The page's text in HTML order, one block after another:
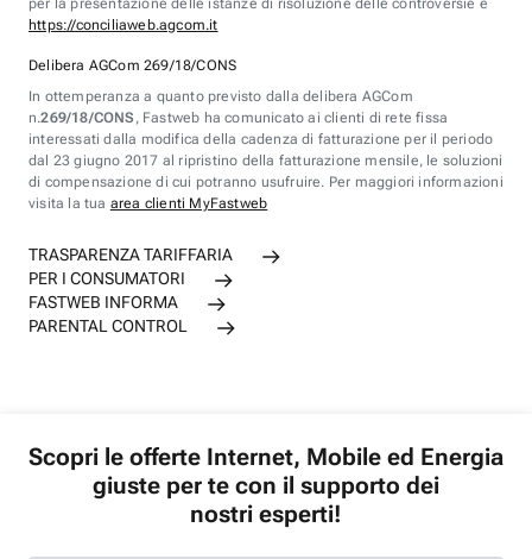
per la presentazione delle istanze di risoluzione delle controversie è
https://conciliaweb.agcom.it
Delibera AGCom 269/18/CONS
In ottemperanza a quanto previsto dalla delibera AGCom
n.269/18/CONS , Fastweb ha comunicato ai clienti di rete fissa
interessati dalla modifica della cadenza di fatturazione per il periodo
dal 23 giugno 2017 al ripristino della fatturazione mensile, le soluzioni
di compensazione di cui potranno usufruire. Per maggiori informazioni
visita la tua area clienti MyFastweb
TRASPARENZA TARIFFARIA
PER I CONSUMATORI
FASTWEB INFORMA
PARENTAL CONTROL
Scopri le offerte Internet, Mobile ed Energia
giuste per te con il supporto dei
nostri esperti!